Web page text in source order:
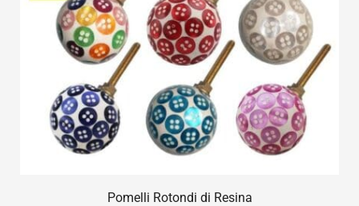
Pomelli Rotondi di Resina